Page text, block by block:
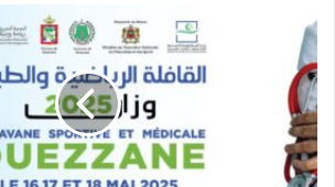
isolées », souligne Chihab Eddine Milah,
L’opération bénéficie du soutien de
V de Rabat et reste ouverte aux
entreprises souhaitant s’engager dans